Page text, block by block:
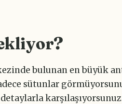
bulunan en büyük
sütunlar